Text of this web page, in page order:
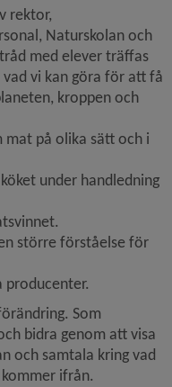
rektor,
Naturskolan och
med elever träffas
vi kan göra för att få
kroppen och
mat på olika sätt och i
under handledning
större förståelse för
producenter.
Som
bidra genom att visa
och samtala kring vad
ifrån.